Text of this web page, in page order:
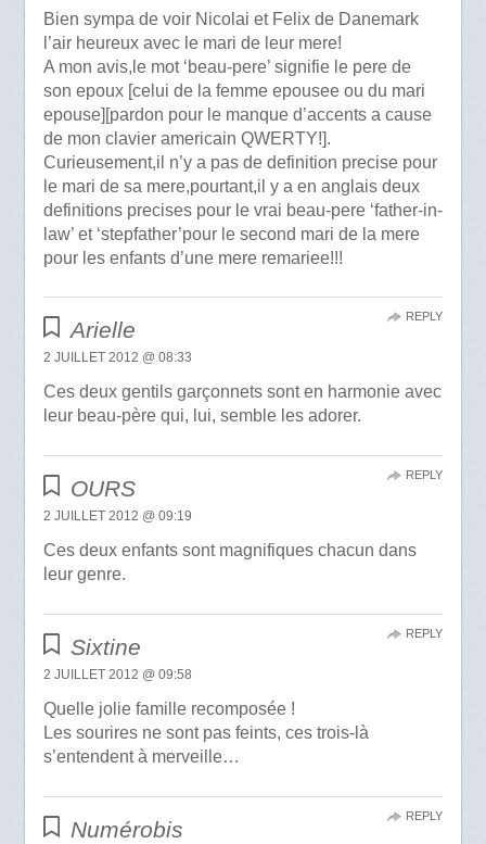
Bien sympa de voir Nicolai et Felix de Danemark
l’air heureux avec le mari de leur mere!
A mon avis,le mot ‘beau-pere’ signifie le pere de
son epoux [celui de la femme epousee ou du mari
epouse][pardon pour le manque d’accents a cause
de mon clavier americain QWERTY!].
Curieusement,il n’y a pas de definition precise pour
le mari de sa mere,pourtant,il y a en anglais deux
definitions precises pour le vrai beau-pere ‘father-in-
law’ et ‘stepfather’pour le second mari de la mere
pour les enfants d’une mere remariee!!!
Arielle
2 JUILLET 2012 @ 08:33
Ces deux gentils garçonnets sont en harmonie avec
leur beau-père qui, lui, semble les adorer.
REPLY
OURS
2 JUILLET 2012 @ 09:19
Ces deux enfants sont magnifiques chacun dans
leur genre.
REPLY
Sixtine
2 JUILLET 2012 @ 09:58
Quelle jolie famille recomposée !
Les sourires ne sont pas feints, ces trois-là
s’entendent à merveille…
REPLY
Numérobis
REPLY